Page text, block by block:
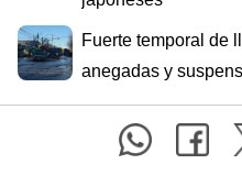
Fuerte temporal de
anegadas y